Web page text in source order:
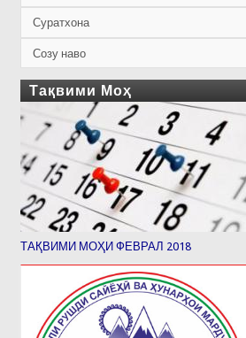
Суратхона
Созу наво
Тақвими Моҳ
ТАҚВИМИ МОҲИ ФЕВРАЛ 2018